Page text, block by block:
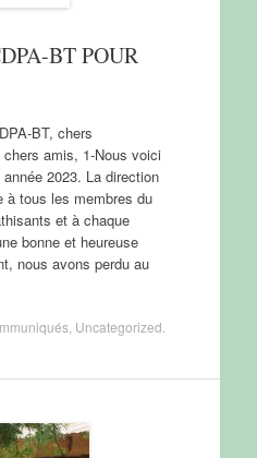
BT POUR
BT, chers
amis, 1-Nous voici
2023. La direction
à tous les membres du
et à chaque
bonne et heureuse
nous avons perdu au
, Uncategorized